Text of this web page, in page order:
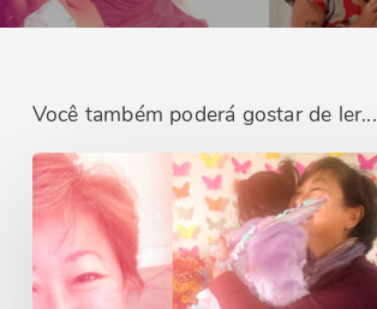
Você também poderá gostar de ler...